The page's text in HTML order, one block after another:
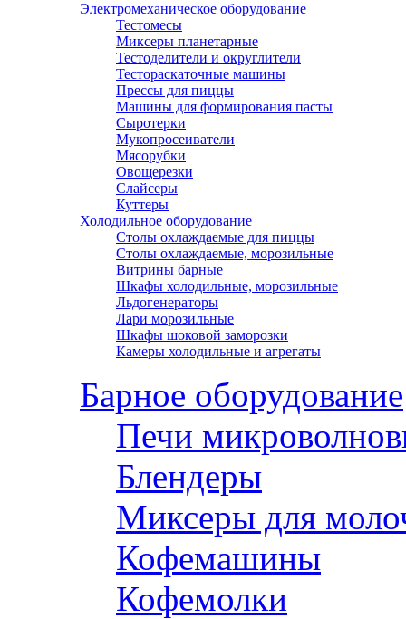
Электромеханическое оборудование
Тестомесы
Миксеры планетарные
Тестоделители и округлители
Тестораскаточные машины
Прессы для пиццы
Машины для формирования пасты
Сыротерки
Мукопросеиватели
Мясорубки
Овощерезки
Слайсеры
Куттеры
Холодильное оборудование
Столы охлаждаемые для пиццы
Столы охлаждаемые, морозильные
Витрины барные
Шкафы холодильные, морозильные
Льдогенераторы
Лари морозильные
Шкафы шоковой заморозки
Камеры холодильные и агрегаты
Барное оборудование
Печи
Блендеры
Миксеры для
Кофемашины
Кофемолки